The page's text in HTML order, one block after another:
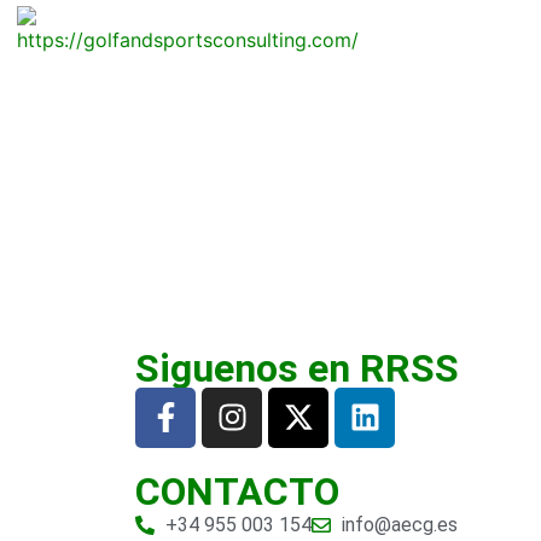
Siguenos en RRSS
CONTACTO
+34 955 003 154 info@aecg.es